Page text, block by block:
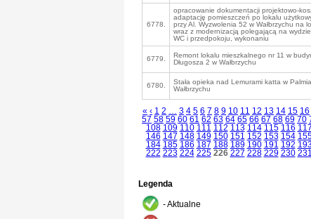
6778.
opracowanie dokumentacji projektowo-
adaptację pomieszczeń po lokalu
przy Al. Wyzwolenia 52 w Wałbrzychu na
wraz z modernizacją polegającą na
WC i przedpokoju, wykonaniu
6779.
Remont lokalu mieszkalnego nr 11 w
Długosza 2 w Wałbrzychu
6780.
Stała opieka nad Lemurami katta w
Wałbrzychu
« ‹ 1 2 … 3 4 5 6 7 8 9 10 11 12 13 14 15 16
57 58 59 60 61 62 63 64 65 66 67 68 69 70
108 109 110 111 112 113 114 115 116 117
146 147 148 149 150 151 152 153 154
184 185 186 187 188 189 190 191 192
222 223 224 225 226 227 228 229 230 231
Legenda
- Aktualne